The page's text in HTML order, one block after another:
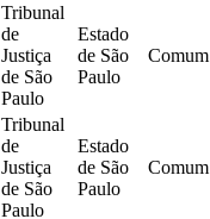
Tribunal
de
Justiça
de São
Paulo
Estado
de São
Paulo
Comum
Tribunal
de
Justiça
de São
Paulo
Estado
de São
Paulo
Comum